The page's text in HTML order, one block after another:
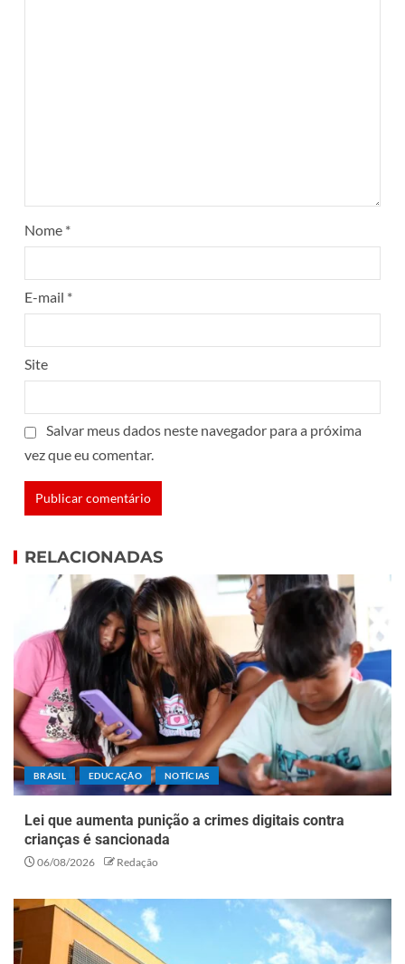
Nome *
E-mail *
Site
Salvar meus dados neste navegador para a próxima
vez que eu comentar.
RELACIONADAS
BRASIL EDUCAÇÃO NOTÍCIAS
Lei que aumenta punição a crimes digitais contra
crianças é sancionada
06/08/2026 Redação